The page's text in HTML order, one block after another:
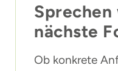
nächste
Ob konkrete